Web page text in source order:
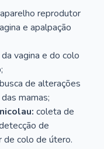
reprodutor
e apalpação
vagina e do colo
busca de alterações
mamas;
coleta de
de
de colo de útero.